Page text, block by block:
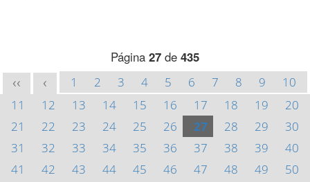
Página 27 de 435
<< < 1 2 3 4 5 6 7 8 9
10
11
12 13 14 15 16 17 18 19
20
21
22 23 24 25 26 27 28 29
30
31
32 33 34 35 36 37 38 39
40
41
42 43 44 45 46 47 48 49
50